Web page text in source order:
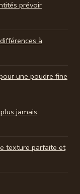
prévoir
à
une poudre fine
jamais
texture parfaite et